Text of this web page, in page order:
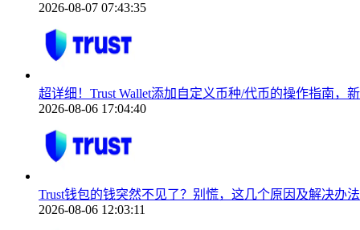
2026-08-07 07:43:35
超详细！Trust Wallet添加自定义币种/代币的操作指南，
2026-08-06 17:04:40
Trust钱包的钱突然不见了？别慌，这几个原因及解决办法
2026-08-06 12:03:11